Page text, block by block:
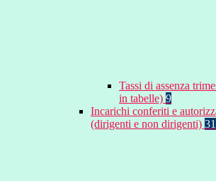
Tassi di assenza
in tabelle) 9
Incarichi conferiti e
(dirigenti e non dirigenti) 31